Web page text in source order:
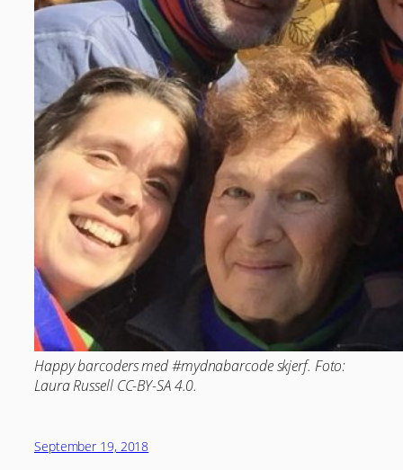
Happy barcoders med #mydnabarcode skjerf. Foto:
Laura Russell CC-BY-SA 4.0.
September 19, 2018